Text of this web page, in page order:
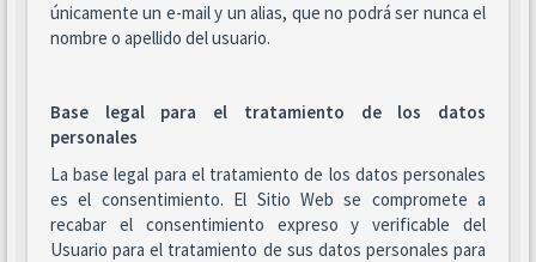
únicamente un e-mail y un alias, que no podrá ser nunca el
nombre o apellido del usuario.
Base legal para el tratamiento de los datos
personales
La base legal para el tratamiento de los datos personales
es el consentimiento. El Sitio Web se compromete a
recabar el consentimiento expreso y verificable del
Usuario para el tratamiento de sus datos personales para